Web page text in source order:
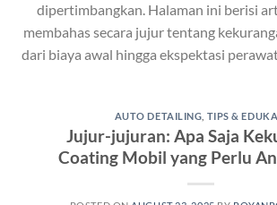
dipertimbangkan. Halaman ini berisi
membahas secara jujur tentang
dari biaya awal hingga ekspektasi
AUTO DETAILING TIPS &
Jujur-jujuran: Apa Saja
Coating Mobil yang Perlu